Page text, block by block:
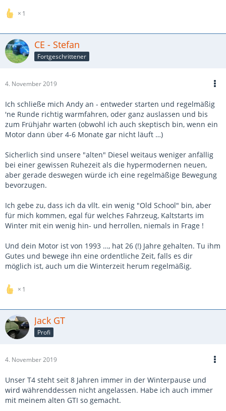
1
CE - Stefan
Fortgeschrittener
4. November 2019
Ich schließe mich Andy an - entweder starten und regelmäßig
'ne Runde richtig warmfahren, oder ganz auslassen und bis
zum Frühjahr warten (obwohl ich auch skeptisch bin, wenn ein
Motor dann über 4-6 Monate gar nicht läuft …)
Sicherlich sind unsere "alten" Diesel weitaus weniger anfällig
bei einer gewissen Ruhezeit als die hypermodernen neuen,
aber gerade deswegen würde ich eine regelmäßige Bewegung
bevorzugen.
Ich gebe zu, dass ich da vllt. ein wenig "Old School" bin, aber
für mich kommen, egal für welches Fahrzeug, Kaltstarts im
Winter mit ein wenig hin- und herrollen, niemals in Frage !
Und dein Motor ist von 1993 …, hat 26 (!) Jahre gehalten. Tu ihm
Gutes und bewege ihn eine ordentliche Zeit, falls es dir
möglich ist, auch um die Winterzeit herum regelmäßig.
1
Jack GT
Profi
4. November 2019
Unser T4 steht seit 8 Jahren immer in der Winterpause und
wird währenddessen nicht angelassen. Habe ich auch immer
mit meinem alten GTI so gemacht.